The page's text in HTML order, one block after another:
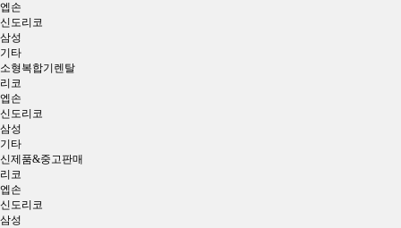
엡손
신도리코
삼성
기타
소형복합기렌탈
리코
엡손
신도리코
삼성
기타
신제품&중고판매
리코
엡손
신도리코
삼성